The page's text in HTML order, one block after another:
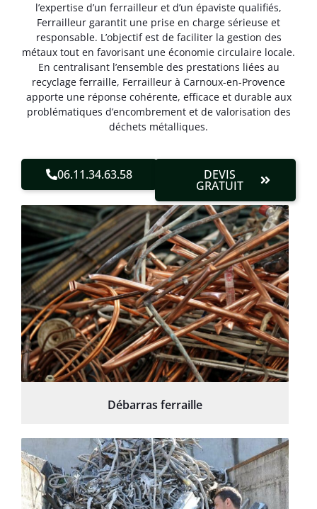
l’expertise d’un ferrailleur et d’un épaviste qualifiés,
Ferrailleur garantit une prise en charge sérieuse et
responsable. L’objectif est de faciliter la gestion des
métaux tout en favorisant une économie circulaire locale.
En centralisant l’ensemble des prestations liées au
recyclage ferraille, Ferrailleur à Carnoux-en-Provence
apporte une réponse cohérente, efficace et durable aux
problématiques d’encombrement et de valorisation des
déchets métalliques.
06.11.34.63.58 DEVIS
GRATUIT
Débarras ferraille